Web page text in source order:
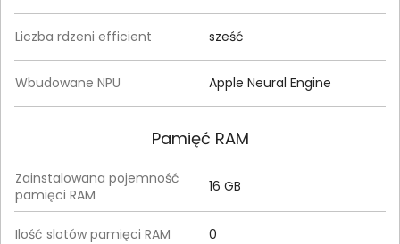
Liczba rdzeni efficient sześć
Wbudowane NPU Apple Neural Engine
Pamięć RAM
Zainstalowana pojemność
pamięci RAM
16 GB
Ilość slotów pamięci RAM 0